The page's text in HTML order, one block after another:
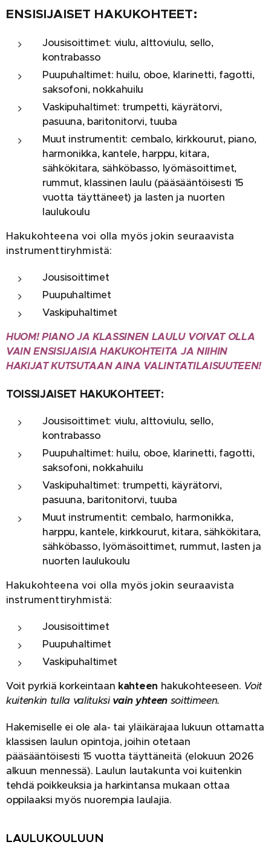
ENSISIJAISET HAKUKOHTEET:
Jousisoittimet: viulu, alttoviulu, sello,
kontrabasso
Puupuhaltimet: huilu, oboe, klarinetti, fagotti,
saksofoni, nokkahuilu
Vaskipuhaltimet: trumpetti, käyrätorvi,
pasuuna, baritonitorvi, tuuba
Muut instrumentit: cembalo, kirkkourut, piano,
harmonikka, kantele, harppu, kitara,
sähkökitara, sähköbasso, lyömäsoittimet,
rummut, klassinen laulu (pääsääntöisesti 15
vuotta täyttäneet) ja lasten ja nuorten
laulukoulu
Hakukohteena voi olla myös jokin seuraavista
instrumenttiryhmistä:
Jousisoittimet
Puupuhaltimet
Vaskipuhaltimet
HUOM! PIANO JA KLASSINEN LAULU VOIVAT OLLA
VAIN ENSISIJAISIA HAKUKOHTEITA JA NIIHIN
HAKIJAT KUTSUTAAN AINA VALINTATILAISUUTEEN!
TOISSIJAISET HAKUKOHTEET:
Jousisoittimet: viulu, alttoviulu, sello,
kontrabasso
Puupuhaltimet: huilu, oboe, klarinetti, fagotti,
saksofoni, nokkahuilu
Vaskipuhaltimet: trumpetti, käyrätorvi,
pasuuna, baritonitorvi, tuuba
Muut instrumentit: cembalo, harmonikka,
harppu, kantele, kirkkourut, kitara, sähkökitara,
sähköbasso, lyömäsoittimet, rummut, lasten ja
nuorten laulukoulu
Hakukohteena voi olla myös jokin seuraavista
instrumenttiryhmistä:
Jousisoittimet
Puupuhaltimet
Vaskipuhaltimet
Voit pyrkiä korkeintaan kahteen hakukohteeseen. Voit
kuitenkin tulla valituksivain yhteensoittimeen.
Hakemiselle ei ole ala- tai yläikärajaa lukuun ottamatta
klassisen laulun opintoja, joihin otetaan
pääsääntöisesti 15 vuotta täyttäneitä (elokuun 2026
alkuun mennessä). Laulun lautakunta voi kuitenkin
tehdä poikkeuksia ja harkintansa mukaan ottaa
oppilaaksi myös nuorempia laulajia.
LAULUKOULUUN